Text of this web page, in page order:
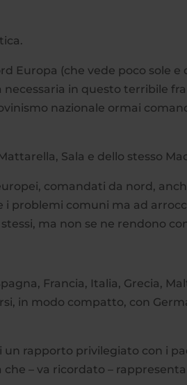
Europa (che vede poco sole e
in questo terribile
nazionale ormai
Sala e dello stesso
comandati da nord,
i problemi comuni ma ad
ma non se ne rendono
Francia, Italia, Grecia,
in modo compatto, con
rapporto privilegiato con i
– va ricordato –